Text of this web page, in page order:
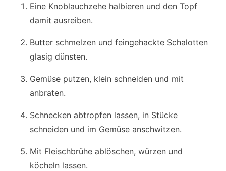
Eine Knoblauchzehe halbieren und den Topf
damit ausreiben.
Butter schmelzen und feingehackte Schalotten
glasig dünsten.
Gemüse putzen, klein schneiden und mit
anbraten.
Schnecken abtropfen lassen, in Stücke
schneiden und im Gemüse anschwitzen.
Mit Fleischbrühe ablöschen, würzen und
köcheln lassen.